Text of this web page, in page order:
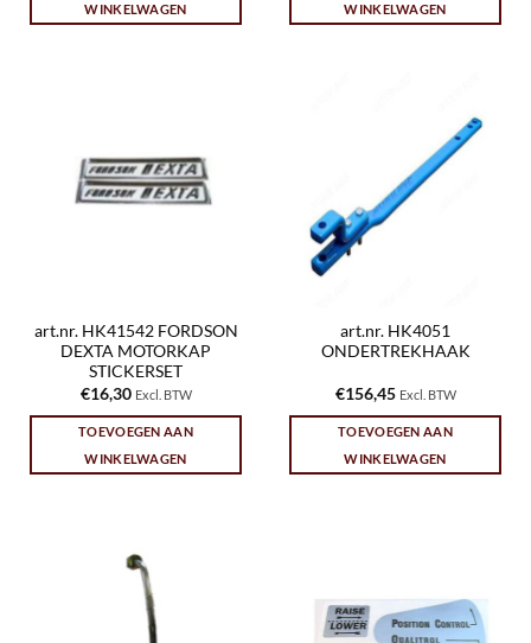
WINKELWAGEN WINKELWAGEN
art.nr. HK41542 FORDSON
DEXTA MOTORKAP
STICKERSET
€16,30 Excl. BTW
TOEVOEGEN AAN
WINKELWAGEN
art.nr. HK4051
ONDERTREKHAAK
€156,45 Excl. BTW
TOEVOEGEN AAN
WINKELWAGEN